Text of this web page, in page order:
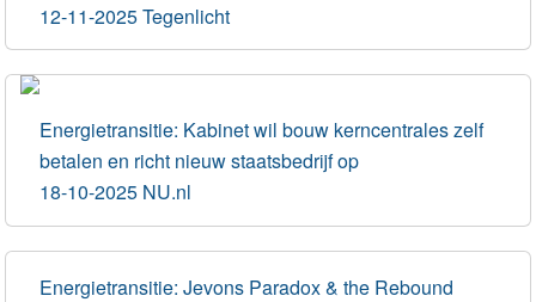
12-11-2025 Tegenlicht
Energietransitie: Kabinet wil bouw kerncentrales zelf
betalen en richt nieuw staatsbedrijf op
18-10-2025 NU.nl
Energietransitie: Jevons Paradox & the Rebound